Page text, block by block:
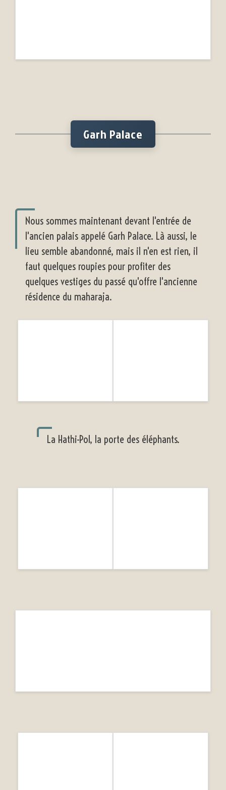
Garh Palace
Nous sommes maintenant devant l'entrée de
l'ancien palais appelé Garh Palace. Là aussi, le
lieu semble abandonné, mais il n'en est rien, il
faut quelques roupies pour profiter des
quelques vestiges du passé qu'offre l'ancienne
résidence du maharaja.
La Hathi-Pol, la porte des éléphants.